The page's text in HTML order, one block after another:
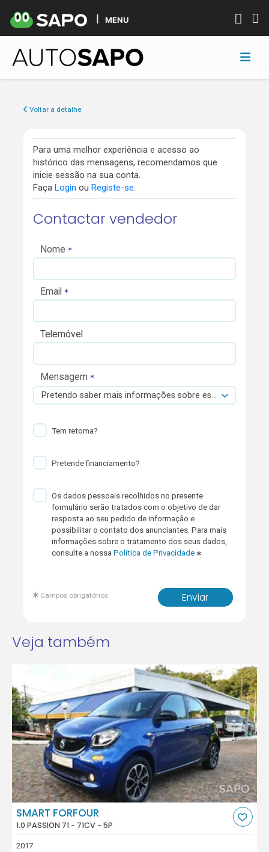
MENU
Voltar a detalhe
Para uma melhor experiência e acesso ao
histórico das mensagens, recomendamos que
inicie sessão na sua conta.
Faça Login ou Registe-se.
Contactar vendedor
Nome
Email
Telemóvel
Mensagem
Pretendo saber mais informações sobre esta viatura.
Tem retoma?
Pretende financiamento?
Os dados pessoais recolhidos no presente
formulário serão tratados com o objetivo de dar
resposta ao seu pedido de informação e
possibilitar o contato dos anunciantes. Para mais
informações sobre o tratamento dos seus dados,
consulte a nossaPolítica de Privacidade
Enviar
Campos obrigatórios
Veja também
SMART FORFOUR
1.0 PASSION 71 - 71CV - 5P
2017